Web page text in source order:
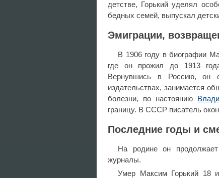
детстве, Горький уделял
бедных семей, выпускал
Эмиграции,
В 1906 году в биографии
где он прожил до 1913
Вернувшись в Россию, он
издательствах, занимается
болезни, по настоянию
границу. В СССР писатель
Последние годы и
На родине он продолжает
журналы.
Умер Максим Горький 18